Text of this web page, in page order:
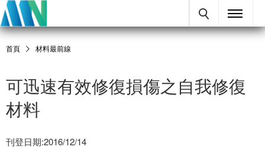
首頁 材料最前線
可迅速有效修復損傷之自我修復
材料
刊登日期:2016/12/14